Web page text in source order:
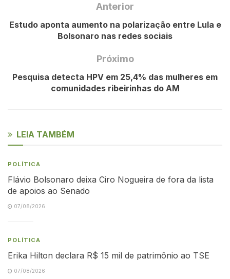
Anterior
Estudo aponta aumento na polarização entre Lula e
Bolsonaro nas redes sociais
Próximo
Pesquisa detecta HPV em 25,4% das mulheres em
comunidades ribeirinhas do AM
LEIA TAMBÉM
POLÍTICA
Flávio Bolsonaro deixa Ciro Nogueira de fora da lista
de apoios ao Senado
07/08/2026
POLÍTICA
Erika Hilton declara R$ 15 mil de patrimônio ao TSE
07/08/2026